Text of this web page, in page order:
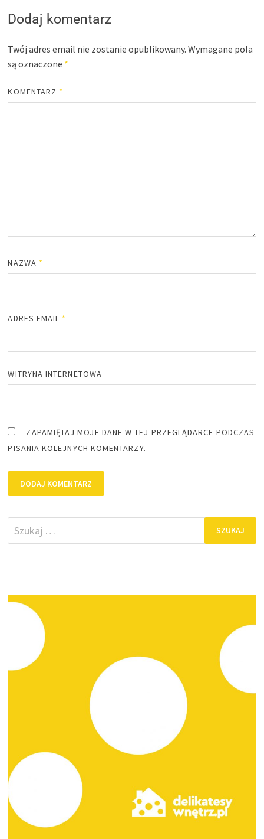
Dodaj komentarz
Twój adres email nie zostanie opublikowany. Wymagane pola
są oznaczone *
KOMENTARZ *
NAZWA *
ADRES EMAIL *
WITRYNA INTERNETOWA
ZAPAMIĘTAJ MOJE DANE W TEJ PRZEGLĄDARCE PODCZAS
PISANIA KOLEJNYCH KOMENTARZY.
Szukaj: